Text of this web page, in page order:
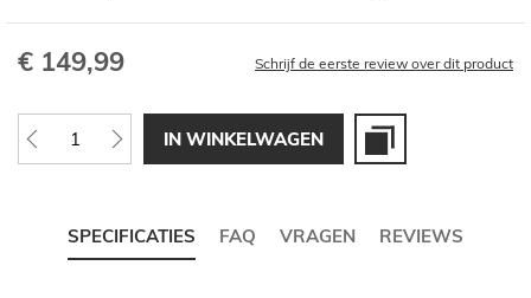
€ 149,99 Schrijf de eerste review over dit product
IN WINKELWAGEN
SPECIFICATIES FAQ VRAGEN REVIEWS